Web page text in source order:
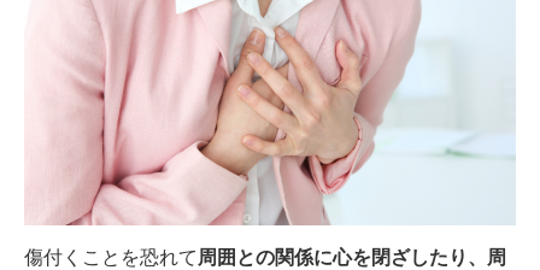
傷付くことを恐れて 周囲との関係に心を閉ざしたり、周